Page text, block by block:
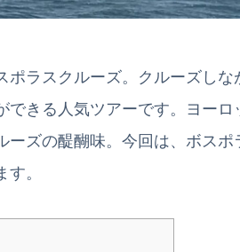
ラスクルーズ。クルーズしな
きる人気ツアーです。ヨーロ
ズの醍醐味。今回は、ボスポ
。